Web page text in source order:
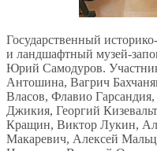
Государственный
и ландшафтный музей-
Юрий Самодуров.
Антошина, Вагрич
Власов, Флавио
Джикия, Георгий
Кращин, Виктор Лукин,
Макаревич, Алексей